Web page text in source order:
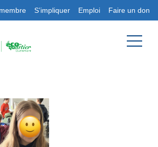
S’impliquer Emploi Faire un don